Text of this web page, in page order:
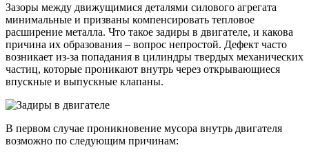
Зазоры между движущимися деталями силового агрегата
минимальные и призваны компенсировать тепловое
расширение металла. Что такое задиры в двигателе, и какова
причина их образования – вопрос непростой. Дефект часто
возникает из-за попадания в цилиндры твердых механических
частиц, которые проникают внутрь через открывающиеся
впускные и выпускные клапаны.
В первом случае проникновение мусора внутрь двигателя
возможно по следующим причинам: